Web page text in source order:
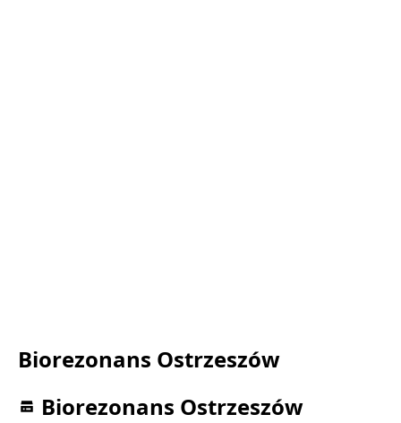
Biorezonans Ostrzeszów
Biorezonans Ostrzeszów